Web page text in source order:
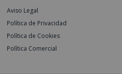
Aviso Legal
Política de Privacidad
Política de Cookies
Política Comercial